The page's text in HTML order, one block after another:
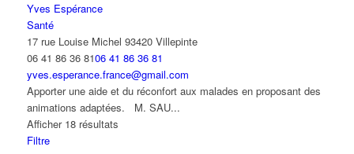
Yves Espérance
Santé
17 rue Louise Michel 93420 Villepinte
06 41 86 36 8106 41 86 36 81
yves.esperance.france@gmail.com
Apporter une aide et du réconfort aux malades en proposant des
animations adaptées. M. SAU...
Afficher 18 résultats
Filtre